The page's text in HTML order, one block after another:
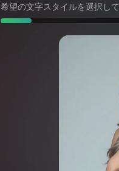
希望の文字スタイルを選択し